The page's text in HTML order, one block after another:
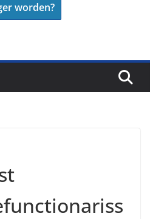
worden?